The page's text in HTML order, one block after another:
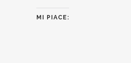
MI PIACE: